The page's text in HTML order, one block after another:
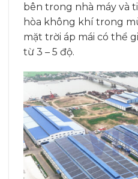
bên trong nhà máy và
hòa không khí trong
mặt trời áp mái có thể
từ 3 – 5 độ.